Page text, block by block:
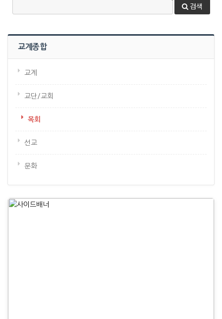
검색
교계종합
교계
교단/교회
목회
선교
문화